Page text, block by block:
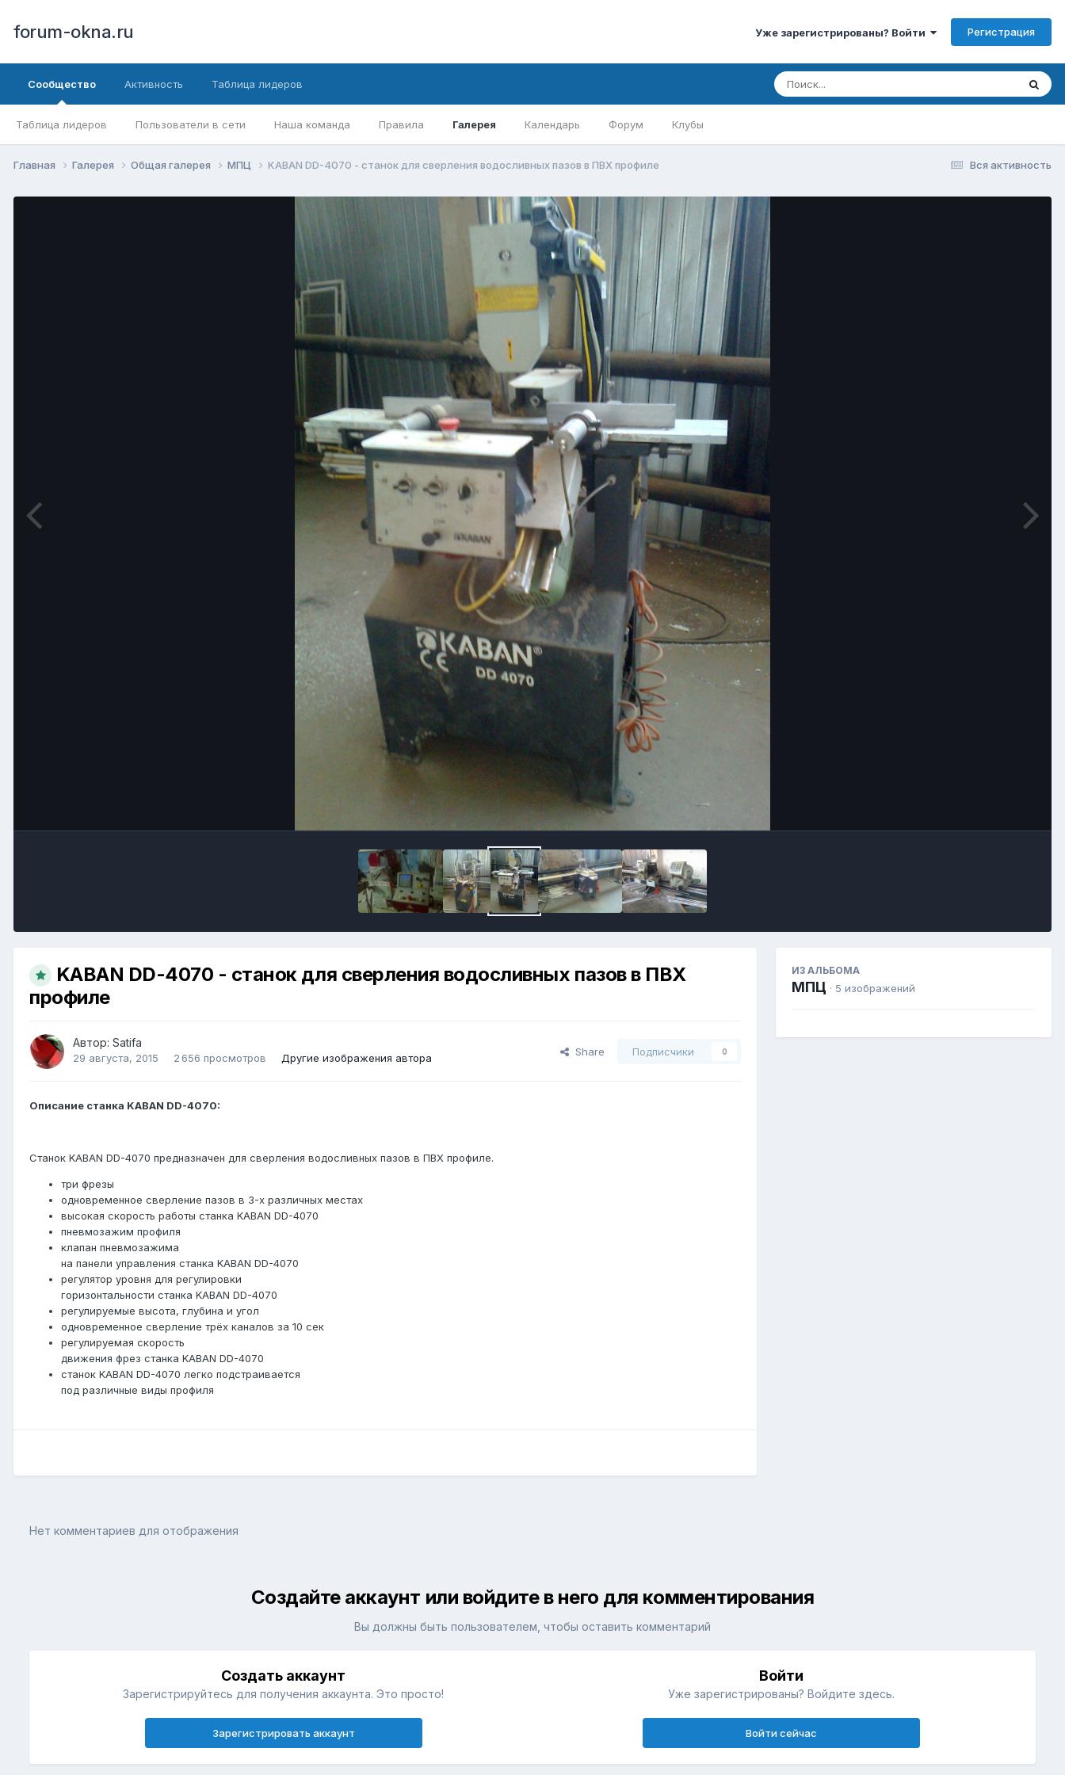
forum-okna.ru Уже зарегистрированы? Войти Регистрация
Сообщество
Таблица лидеров Пользователи в сети Наша команда Правила Галерея Календарь Форум Клубы
Активность Таблица лидеров
Вся активность
Главная Галерея Общая галерея МПЦ KABAN DD-4070 - станок для сверления водосливных пазов в ПВХ профиле
KABAN DD-4070 - станок для сверления водосливных пазов в ПВХ
профиле
Автор: Satifa
29 августа, 2015 2 656 просмотров Другие изображения автора
Share Подписчики 0
Описание станка KABAN DD-4070:
Станок KABAN DD-4070 предназначен для сверления водосливных пазов в ПВХ профиле.
три фрезы
одновременное сверление пазов в 3-х различных местах
высокая скорость работы станка KABAN DD-4070
пневмозажим профиля
клапан пневмозажима
на панели управления станка KABAN DD-4070
регулятор уровня для регулировки
горизонтальности станка KABAN DD-4070
регулируемые высота, глубина и угол
одновременное сверление трёх каналов за 10 сек
регулируемая скорость
движения фрез станка KABAN DD-4070
станок KABAN DD-4070 легко подстраивается
под различные виды профиля
ИЗ АЛЬБОМА
МПЦ · 5 изображений
Нет комментариев для отображения
Создайте аккаунт или войдите в него для комментирования
Вы должны быть пользователем, чтобы оставить комментарий
Создать аккаунт
Зарегистрируйтесь для получения аккаунта. Это просто!
Зарегистрировать аккаунт
Войти
Уже зарегистрированы? Войдите здесь.
Войти сейчас